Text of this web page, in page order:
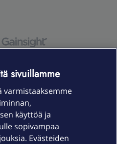
sivuillamme
varmistaaksemme
käyttöä ja
sopivampaa
Evästeiden